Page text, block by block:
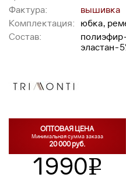
Фактура:
вышивка
Комплектация:
юбка,
Состав:
эластан-
ОПТОВАЯ ЦЕНА
Минимальная сумма заказа
20 000 руб.
1990v